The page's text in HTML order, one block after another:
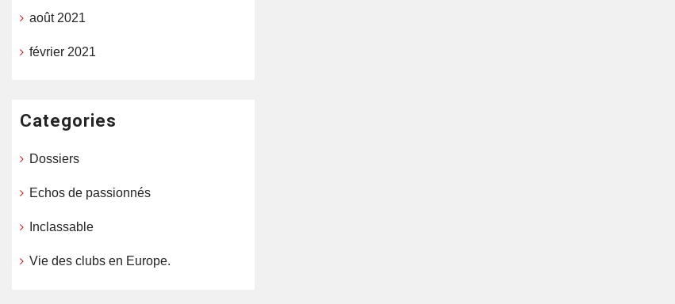
août 2021
février 2021
Categories
Dossiers
Echos de passionnés
Inclassable
Vie des clubs en Europe.